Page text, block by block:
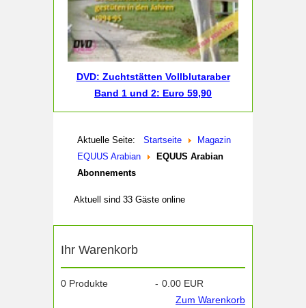
DVD: Zuchtstätten Vollblutaraber
Band 1 und 2: Euro 59,90
Aktuelle Seite: Startseite
Magazin
EQUUS Arabian
EQUUS Arabian
Abonnements
Aktuell sind 33 Gäste online
Ihr Warenkorb
0 Produkte - 0.00 EUR
Zum Warenkorb